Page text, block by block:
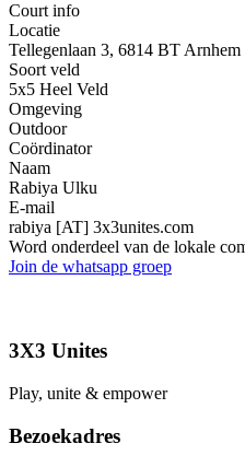
Court info
Locatie
Tellegenlaan 3, 6814 BT Arnhem
Soort veld
5x5 Heel Veld
Omgeving
Outdoor
Coördinator
Naam
Rabiya Ulku
E-mail
rabiya [AT] 3x3unites.com
Word onderdeel van de lokale
Join de whatsapp groep
3X3 Unites
Play, unite & empower
Bezoekadres